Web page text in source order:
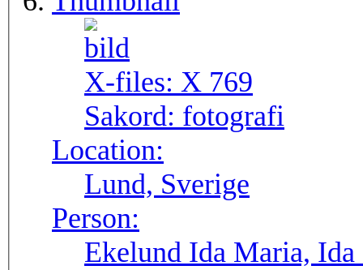
X-files: X 769
Sakord: fotografi
Location:
Lund, Sverige
Person:
Ekelund Ida Maria, Ida